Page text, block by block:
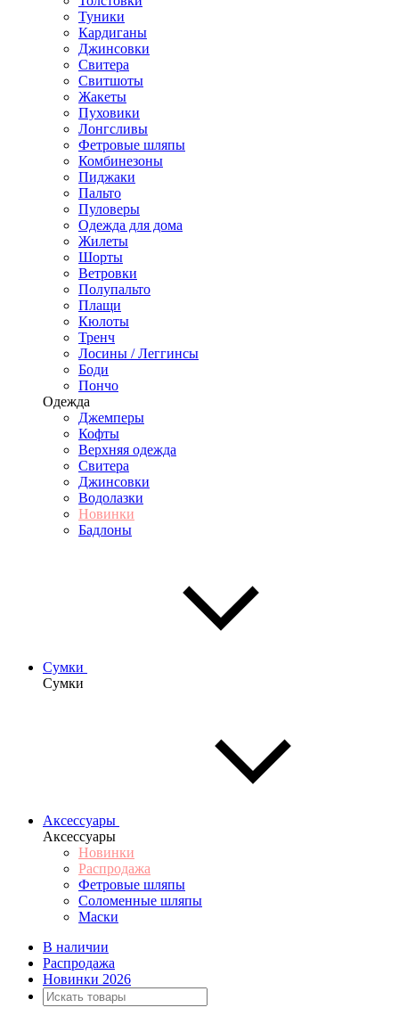
Туники
Кардиганы
Джинсовки
Свитера
Свитшоты
Жакеты
Пуховики
Лонгсливы
Фетровые шляпы
Комбинезоны
Пиджаки
Пальто
Пуловеры
Одежда для дома
Жилеты
Шорты
Ветровки
Полупальто
Плащи
Кюлоты
Тренч
Лосины / Леггинсы
Боди
Пончо
Одежда
Джемперы
Кофты
Верхняя одежда
Свитера
Джинсовки
Водолазки
Новинки
Бадлоны
Сумки
Сумки
Аксессуары
Аксессуары
Новинки
Распродажа
Фетровые шляпы
Соломенные шляпы
Маски
В наличии
Распродажа
Новинки 2026